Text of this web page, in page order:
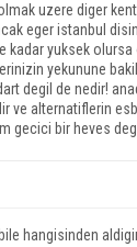
uzere diger
eger istanbul
yuksek
yekunune
degil de nedir!
ve alternatiflerin
gecici bir heves
hangisinden